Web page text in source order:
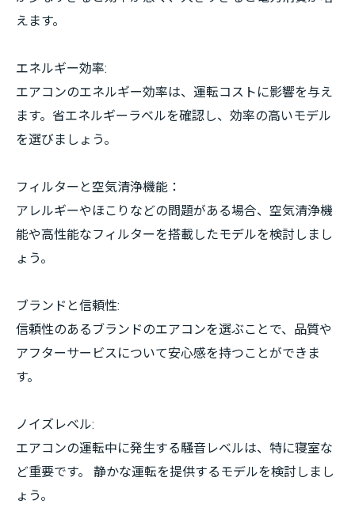
えます。
エネルギー効率:
エアコンのエネルギー効率は、運転コストに影響を与え
ます。省エネルギーラベルを確認し、効率の高いモデル
を選びましょう。
フィルターと空気清浄機能：
アレルギーやほこりなどの問題がある場合、空気清浄機
能や高性能なフィルターを搭載したモデルを検討しまし
ょう。
ブランドと信頼性:
信頼性のあるブランドのエアコンを選ぶことで、品質や
アフターサービスについて安心感を持つことができま
す。
ノイズレベル:
エアコンの運転中に発生する騒音レベルは、特に寝室な
ど重要です。 静かな運転を提供するモデルを検討しまし
ょう。